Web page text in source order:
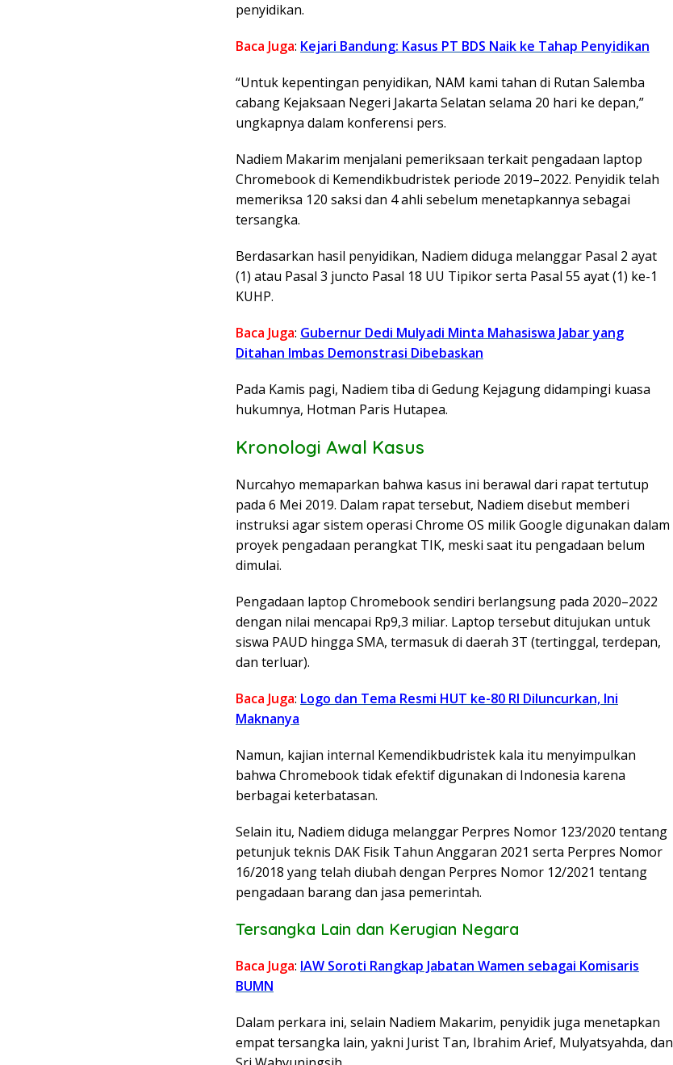
penyidikan.
Baca Juga: Kejari Bandung: Kasus PT BDS Naik ke Tahap Penyidikan
“Untuk kepentingan penyidikan, NAM kami tahan di Rutan Salemba
cabang Kejaksaan Negeri Jakarta Selatan selama 20 hari ke depan,”
ungkapnya dalam konferensi pers.
Nadiem Makarim menjalani pemeriksaan terkait pengadaan laptop
Chromebook di Kemendikbudristek periode 2019–2022. Penyidik telah
memeriksa 120 saksi dan 4 ahli sebelum menetapkannya sebagai
tersangka.
Berdasarkan hasil penyidikan, Nadiem diduga melanggar Pasal 2 ayat
(1) atau Pasal 3 juncto Pasal 18 UU Tipikor serta Pasal 55 ayat (1) ke-1
KUHP.
Baca Juga: Gubernur Dedi Mulyadi Minta Mahasiswa Jabar yang
Ditahan Imbas Demonstrasi Dibebaskan
Pada Kamis pagi, Nadiem tiba di Gedung Kejagung didampingi kuasa
hukumnya, Hotman Paris Hutapea.
Kronologi Awal Kasus
Nurcahyo memaparkan bahwa kasus ini berawal dari rapat tertutup
pada 6 Mei 2019. Dalam rapat tersebut, Nadiem disebut memberi
instruksi agar sistem operasi Chrome OS milik Google digunakan dalam
proyek pengadaan perangkat TIK, meski saat itu pengadaan belum
dimulai.
Pengadaan laptop Chromebook sendiri berlangsung pada 2020–2022
dengan nilai mencapai Rp9,3 miliar. Laptop tersebut ditujukan untuk
siswa PAUD hingga SMA, termasuk di daerah 3T (tertinggal, terdepan,
dan terluar).
Baca Juga: Logo dan Tema Resmi HUT ke-80 RI Diluncurkan, Ini
Maknanya
Namun, kajian internal Kemendikbudristek kala itu menyimpulkan
bahwa Chromebook tidak efektif digunakan di Indonesia karena
berbagai keterbatasan.
Selain itu, Nadiem diduga melanggar Perpres Nomor 123/2020 tentang
petunjuk teknis DAK Fisik Tahun Anggaran 2021 serta Perpres Nomor
16/2018 yang telah diubah dengan Perpres Nomor 12/2021 tentang
pengadaan barang dan jasa pemerintah.
Tersangka Lain dan Kerugian Negara
Baca Juga: IAW Soroti Rangkap Jabatan Wamen sebagai Komisaris
BUMN
Dalam perkara ini, selain Nadiem Makarim, penyidik juga menetapkan
empat tersangka lain, yakni Jurist Tan, Ibrahim Arief, Mulyatsyahda, dan